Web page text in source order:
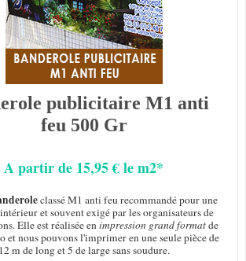
publicitaire M1 anti
feu 500 Gr
A partir de 15,95 € le m2*
classé M1 anti feu recommandé pour une
et souvent exigé par les organisateurs de
Elle est réalisée enimpression grand formatde
et nous pouvons l'imprimer en une seule pièce de
12 m de long et 5 de large sans soudure.